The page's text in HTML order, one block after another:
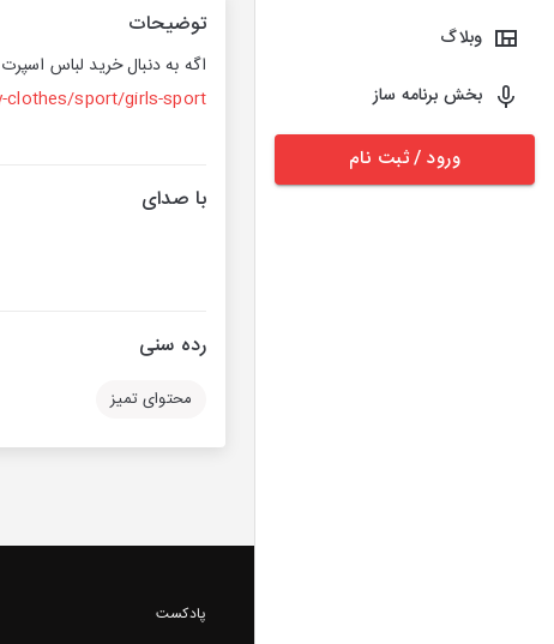
وبلاگ
بخش برنامه ساز
ورود / ثبت نام
توضیحات
اگه به دنبال خرید لباس
sport/girls-sport/
با صدای
رده سنی
محتوای تمیز
پادکست